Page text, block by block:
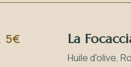
5€ La
Huile d'olive,